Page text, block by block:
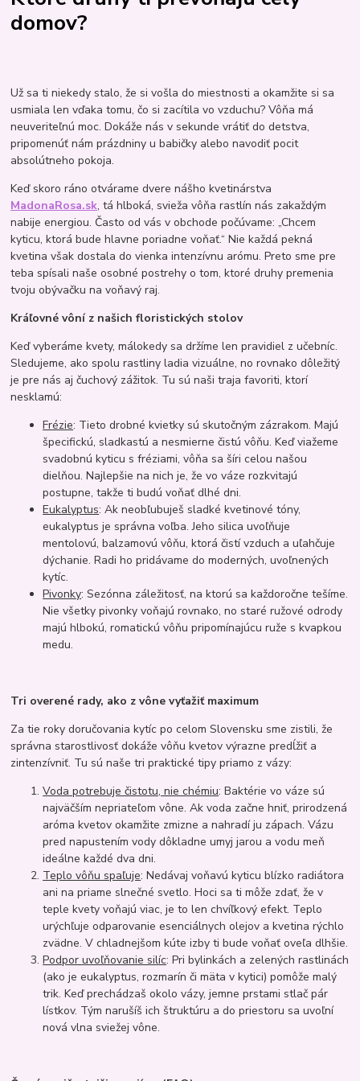
domov?
Už sa ti niekedy stalo, že si vošla do miestnosti a okamžite si sa
usmiala len vďaka tomu, čo si zacítila vo vzduchu? Vôňa má
neuveriteľnú moc. Dokáže nás v sekunde vrátiť do detstva,
pripomenúť nám prázdniny u babičky alebo navodiť pocit
absolútneho pokoja.
Keď skoro ráno otvárame dvere nášho kvetinárstva
MadonaRosa.sk, tá hlboká, svieža vôňa rastlín nás zakaždým
nabije energiou. Často od vás v obchode počúvame: „Chcem
kyticu, ktorá bude hlavne poriadne voňať.“ Nie každá pekná
kvetina však dostala do vienka intenzívnu arómu. Preto sme pre
teba spísali naše osobné postrehy o tom, ktoré druhy premenia
tvoju obývačku na voňavý raj.
Kráľovné vôní z našich floristických stolov
Keď vyberáme kvety, málokedy sa držíme len pravidiel z učebníc.
Sledujeme, ako spolu rastliny ladia vizuálne, no rovnako dôležitý
je pre nás aj čuchový zážitok. Tu sú naši traja favoriti, ktorí
nesklamú:
Frézie: Tieto drobné kvietky sú skutočným zázrakom. Majú
špecifickú, sladkastú a nesmierne čistú vôňu. Keď viažeme
svadobnú kyticu s fréziami, vôňa sa šíri celou našou
dielňou. Najlepšie na nich je, že vo váze rozkvitajú
postupne, takže ti budú voňať dlhé dni.
Eukalyptus: Ak neobľubuješ sladké kvetinové tóny,
eukalyptus je správna voľba. Jeho silica uvoľňuje
mentolovú, balzamovú vôňu, ktorá čistí vzduch a uľahčuje
dýchanie. Radi ho pridávame do moderných, uvoľnených
kytíc.
Pivonky: Sezónna záležitosť, na ktorú sa každoročne tešíme.
Nie všetky pivonky voňajú rovnako, no staré ružové odrody
majú hlbokú, romatickú vôňu pripomínajúcu ruže s kvapkou
medu.
Tri overené rady, ako z vône vyťažiť maximum
Za tie roky doručovania kytíc po celom Slovensku sme zistili, že
správna starostlivosť dokáže vôňu kvetov výrazne predĺžiť a
zintenzívniť. Tu sú naše tri praktické tipy priamo z vázy:
Voda potrebuje čistotu, nie chémiu: Baktérie vo váze sú
najväčším nepriateľom vône. Ak voda začne hniť, prirodzená
aróma kvetov okamžite zmizne a nahradí ju zápach. Vázu
pred napustením vody dôkladne umyj jarou a vodu meň
ideálne každé dva dni.
Teplo vôňu spaľuje: Nedávaj voňavú kyticu blízko radiátora
ani na priame slnečné svetlo. Hoci sa ti môže zdať, že v
teple kvety voňajú viac, je to len chvíľkový efekt. Teplo
urýchľuje odparovanie esenciálnych olejov a kvetina rýchlo
zvädne. V chladnejšom kúte izby ti bude voňať oveľa dlhšie.
Podpor uvoľňovanie silíc: Pri bylinkách a zelených rastlinách
(ako je eukalyptus, rozmarín či mäta v kytici) pomôže malý
trik. Keď prechádzaš okolo vázy, jemne prstami stlač pár
lístkov. Tým narušíš ich štruktúru a do priestoru sa uvoľní
nová vlna sviežej vône.